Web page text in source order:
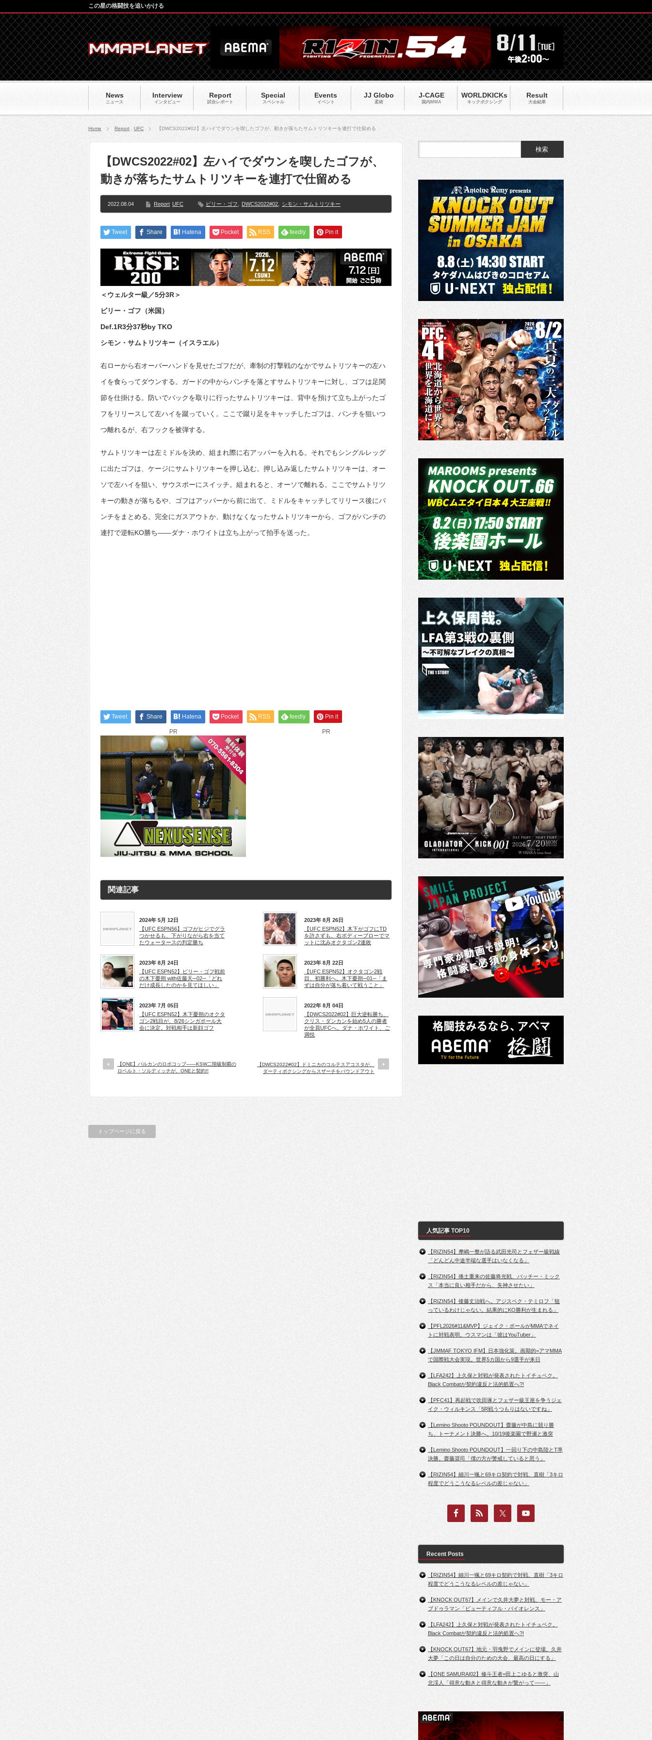
News
ニュース
Interview
インタビュー
Report
試合レポート
Special
スペシャル
Events
イベント
JJ Globo
柔術
J-CAGE
国内MMA
WORLDKICKs
キックポクシング
Result
大会結果
この星の格闘技を追いかける
Home Report UFC 【DWCS2022#02】左ハイでダウンを喫したゴフが、動きが落ちたサムトリツキーを連打で仕留める
【DWCS2022#02】左ハイでダウンを喫したゴフが、
動きが落ちたサムトリツキーを連打で仕留める
2022.08.04 Report UFC ビリー・ゴフ DWCS2022#02 シモン・サムトリツキー
Tweet Share Hatena Pocket RSS feedly Pin it
＜ウェルター級／5分3R＞
ビリー・ゴフ（米国）
Def.1R3分37秒by TKO
シモン・サムトリツキー（イスラエル）
右ローから右オーバーハンドを見せたゴフだが、牽制の打撃戦のなかでサムトリツキーの左ハ
イを食らってダウンする。ガードの中からパンチを落とすサムトリツキーに対し、ゴフは足関
節を仕掛ける。防いでバックを取りに行ったサムトリツキーは、背中を預けて立ち上がったゴ
フをリリースして左ハイを蹴っていく。ここで蹴り足をキャッチしたゴフは、パンチを狙いつ
つ離れるが、右フックを被弾する。
サムトリツキーは左ミドルを決め、組まれ際に右アッパーを入れる。それでもシングルレッグ
に出たゴフは、ケージにサムトリツキーを押し込む。押し込み返したサムトリツキーは、オー
ソで左ハイを狙い、サウスポーにスイッチ。組まれると、オーソで離れる。ここでサムトリツ
キーの動きが落ちるや、ゴフはアッパーから前に出て、ミドルをキャッチしてリリース後にパ
ンチをまとめる。完全にガスアウトか、動けなくなったサムトリツキーから、ゴフがパンチの
連打で逆転KO勝ち――ダナ・ホワイトは立ち上がって拍手を送った。
Tweet Share Hatena Pocket RSS feedly Pin it
PR PR
関連記事
2024年 5月 12日
【UFC ESPN56】ゴフがヒジでグラ
つかせるも、下がりながら右を当て
たウォータースの判定勝ち
2023年 8月 26日
【UFC ESPN52】木下がゴフにTD
を許さずも、右ボディーブローでマ
ットに沈みオクタゴン2連敗
2023年 8月 24日
【UFC ESPN52】ビリー・ゴフ戦前
の木下憂朔 with佐藤天─02─「どれ
だけ成長したのかを見てほしい」
2023年 8月 22日
【UFC ESPN52】オクタゴン2戦
目、初勝利へ。木下憂朔─01─「ま
ずは自分が落ち着いて戦うこと」
2023年 7月 05日
【UFC ESPN52】木下憂朔のオクタ
ゴン2戦目が、8/26シンガポール大
会に決定。対戦相手は新顔ゴフ
2022年 8月 04日
【DWCS2022#02】巨大逆転勝ち、
クリス・ダンカンを始め5人の勝者
が全員UFCへ。ダナ・ホワイト、ご
満悦
【ONE】バルカンのロボコップ――KSW二階級制覇の
ロベルト・ソルディッチが、ONEと契約!!
【DWCS2022#02】ドミニカのコルテスアコスタが、
ダーティボクシングからスザーチをパウンドアウト
トップページに戻る
人気記事 TOP10
【RIZIN54】摩嶋一整が語る武田光司とフェザー級戦線
「どんどん中途半端な選手はいなくなる」
【RIZIN54】捲土重来の佐藤将光戦、パッチー・ミック
ス「本当に良い相手だから、失神させたい」
【RIZIN54】後藤丈治戦へ。アジスベク・テミロフ「狙
っているわけじゃない。結果的にKO勝利が生まれる」
【PFL2026#11&MVP】ジェイク・ポールがMMAでネイ
トに対戦表明。ウスマンは「彼はYouTuber」
【JMMAF TOKYO IFM】日本強化策。画期的=アマMMA
で国際戦大会実現。世界5カ国から9選手が来日
【LFA242】上久保と対戦が発表されたトイチュベク。
Black Combatが契約違反と法的処置へ?!
【PFC41】再起戦で吹田琢とフェザー級王座を争うジェ
イク・ウィルキンス「5R戦うつもりはないですね」
【Lemino Shooto POUNDOUT】齋藤が中島に競り勝
ち、トーナメント決勝へ。10/19後楽園で野瀬と激突
【Lemino Shooto POUNDOUT】一回り下の中島陸とT準
決勝。齋藤奨司「僕の方が警戒していると思う」
【RIZIN54】細川一颯と69キロ契約で対戦、直樹「3キロ
程度でどうこうなるレベルの差じゃない」
Recent Posts
【RIZIN54】細川一颯と69キロ契約で対戦、直樹「3キロ
程度でどうこうなるレベルの差じゃない」
【KNOCK OUT67】メインで久井大夢と対戦、モー・ア
ブドゥラマン「ビューティフル・バイオレンス」
【LFA242】上久保と対戦が発表されたトイチュベク。
Black Combatが契約違反と法的処置へ?!
【KNOCK OUT67】地元・羽曳野でメインに登場。久井
大夢「この日は自分のための大会、最高の日にする」
【ONE SAMURAI02】修斗王者=田上こゆると激突、山
北渓人「得意な動きと得意な動きが繋がって――」